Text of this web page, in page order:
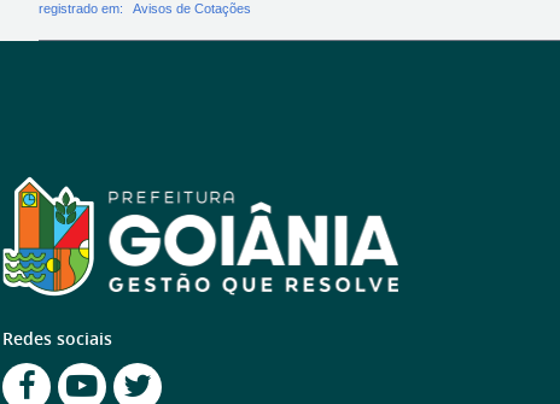
registrado em: Avisos de Cotações
Redes sociais